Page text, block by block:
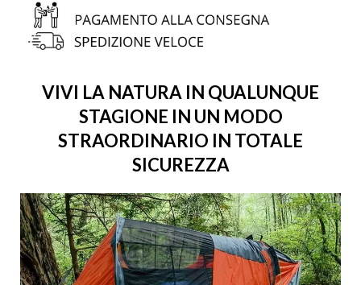
VIVI LA NATURA IN QUALUNQUE
STAGIONE IN UN MODO
STRAORDINARIO IN TOTALE
SICUREZZA